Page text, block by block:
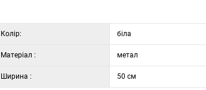
Колір: біла
Матеріал : метал
Ширина : 50 см